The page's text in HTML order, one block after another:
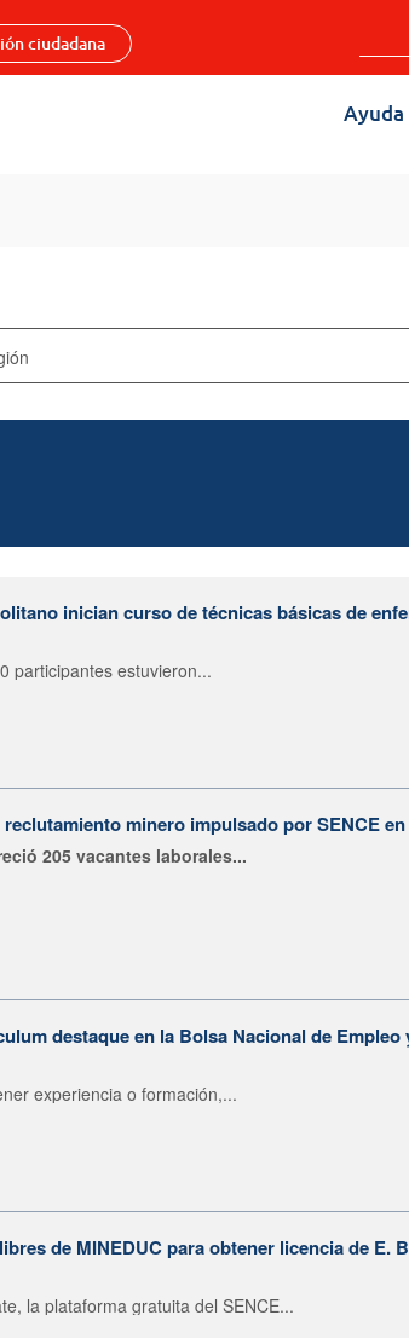
ciudadana
Ayuda
inician curso de técnicas básicas de
participantes estuvieron...
minero impulsado por SENCE
205 vacantes laborales...
destaque en la Bolsa Nacional de Empleo
experiencia o formación,...
de MINEDUC para obtener licencia de E.
la plataforma gratuita del SENCE...